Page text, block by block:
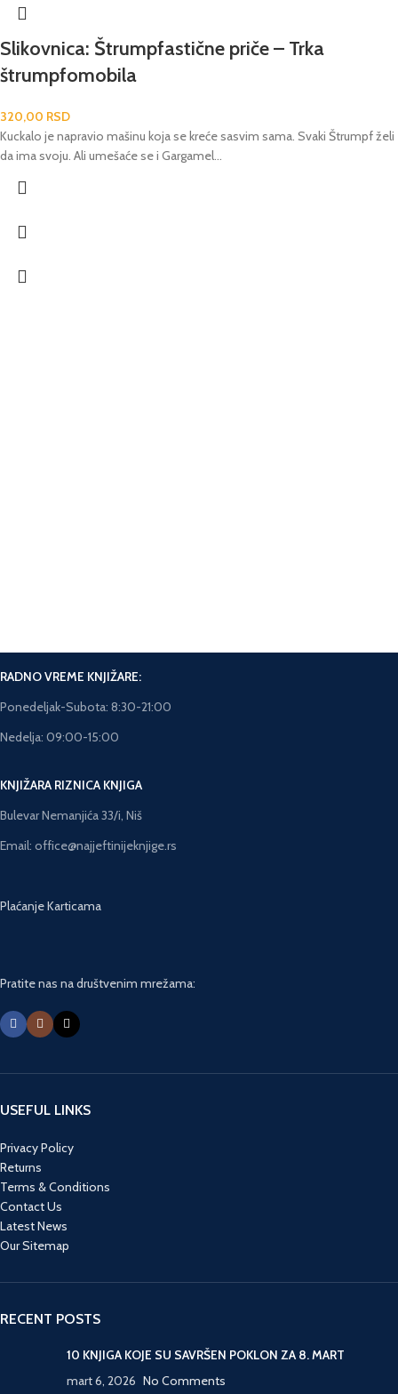
Slikovnica: Štrumpfastične priče – Trka
štrumpfomobila
320,00 RSD
Kuckalo je napravio mašinu koja se kreće sasvim sama. Svaki Štrumpf želi
da ima svoju. Ali umešaće se i Gargamel...
RADNO VREME KNJIŽARE:
Ponedeljak-Subota: 8:30-21:00
Nedelja: 09:00-15:00
KNJIŽARA RIZNICA KNJIGA
Bulevar Nemanjića 33/i, Niš
Email: office@najjeftinijeknjige.rs
Plaćanje Karticama
Pratite nas na društvenim mrežama:
USEFUL LINKS
Privacy Policy
Returns
Terms & Conditions
Contact Us
Latest News
Our Sitemap
RECENT POSTS
10 KNJIGA KOJE SU SAVRŠEN POKLON ZA 8. MART
mart 6, 2026 No Comments